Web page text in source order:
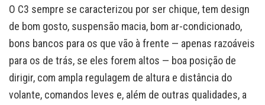
O C3 sempre se caracterizou por ser chique, tem design
de bom gosto, suspensão macia, bom ar-condicionado,
bons bancos para os que vão à frente — apenas razoáveis
para os de trás, se eles forem altos — boa posição de
dirigir, com ampla regulagem de altura e distância do
volante, comandos leves e, além de outras qualidades, a